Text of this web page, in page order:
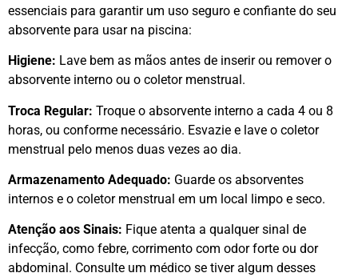
essenciais para garantir um uso seguro e confiante do seu
absorvente para usar na piscina:
Higiene: Lave bem as mãos antes de inserir ou remover o
absorvente interno ou o coletor menstrual.
Troca Regular: Troque o absorvente interno a cada 4 ou 8
horas, ou conforme necessário. Esvazie e lave o coletor
menstrual pelo menos duas vezes ao dia.
Armazenamento Adequado: Guarde os absorventes
internos e o coletor menstrual em um local limpo e seco.
Atenção aos Sinais: Fique atenta a qualquer sinal de
infecção, como febre, corrimento com odor forte ou dor
abdominal. Consulte um médico se tiver algum desses